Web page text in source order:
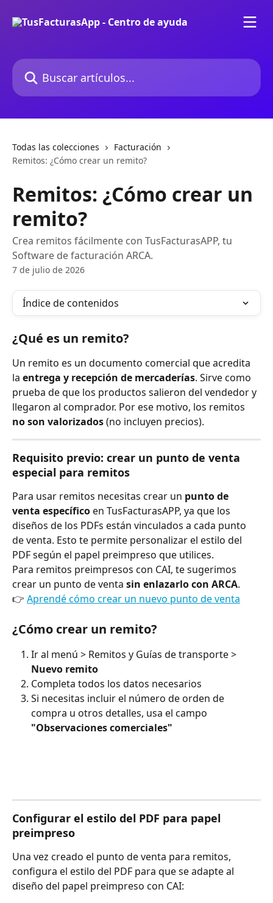
Buscar artículos...
Todas las colecciones
Facturación
Remitos: ¿Cómo crear un remito?
Remitos: ¿Cómo crear un
remito?
Crea remitos fácilmente con TusFacturasAPP, tu
Software de facturación ARCA.
7 de julio de 2026
Índice de contenidos
¿Qué es un remito?
Un remito es un documento comercial que acredita
la entrega y recepción de mercaderías. Sirve como
prueba de que los productos salieron del vendedor y
llegaron al comprador. Por ese motivo, los remitos
no son valorizados (no incluyen precios).
Requisito previo: crear un punto de venta
especial para remitos
Para usar remitos necesitas crear un punto de
venta específico en TusFacturasAPP, ya que los
diseños de los PDFs están vinculados a cada punto
de venta. Esto te permite personalizar el estilo del
PDF según el papel preimpreso que utilices.
Para remitos preimpresos con CAI, te sugerimos
crear un punto de venta sin enlazarlo con ARCA.
👉 Aprendé cómo crear un nuevo punto de venta
¿Cómo crear un remito?
Ir al menú > Remitos y Guías de transporte >
Nuevo remito
Completa todos los datos necesarios
Si necesitas incluir el número de orden de
compra u otros detalles, usa el campo
"Observaciones comerciales"
Configurar el estilo del PDF para papel
preimpreso
Una vez creado el punto de venta para remitos,
configura el estilo del PDF para que se adapte al
diseño del papel preimpreso con CAI: